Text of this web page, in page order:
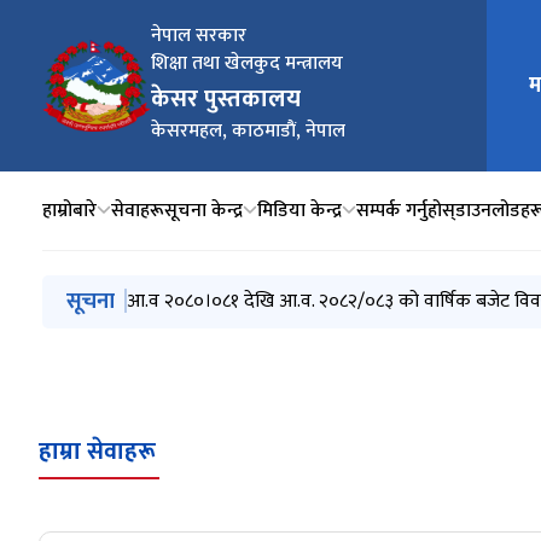
नेपाल सरकार
शिक्षा तथा खेलकुद मन्त्रालय
केसर पुस्तकालय
केसरमहल, काठमाडाैं, नेपाल
मुख्य
हाम्रोबारे सेवाहरूसूचना केन्द्र मिडिया केन्द्र सम्पर्क गर्नुहोस्
मुख्य नेभिगेसनमा जानुहोस्
सूचना आ.व २०८०।०८१ देखि आ.व. २०८२/०८३ को वार्षिक बजेट
हाम्रा सेवाहरू